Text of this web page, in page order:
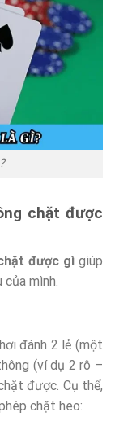
chặt được
được gìgiúp
mình.
đánh 2 lẻ (một
(ví dụ 2 rô –
được. Cụ thể,
chặt heo: